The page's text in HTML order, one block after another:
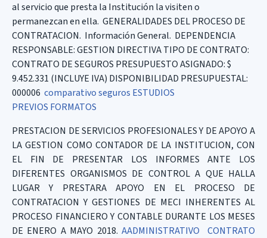
al servicio que presta la Institución la visiten o
permanezcan en ella. GENERALIDADES DEL PROCESO DE
CONTRATACION. Información General. DEPENDENCIA
RESPONSABLE: GESTION DIRECTIVA TIPO DE CONTRATO:
CONTRATO DE SEGUROS PRESUPUESTO ASIGNADO: $
9.452.331 (INCLUYE IVA) DISPONIBILIDAD PRESUPUESTAL:
000006 comparativo seguros ESTUDIOS
PREVIOS FORMATOS
PRESTACION DE SERVICIOS PROFESIONALES Y DE APOYO A
LA GESTION COMO CONTADOR DE LA INSTITUCION, CON
EL FIN DE PRESENTAR LOS INFORMES ANTE LOS
DIFERENTES ORGANISMOS DE CONTROL A QUE HALLA
LUGAR Y PRESTARA APOYO EN EL PROCESO DE
CONTRATACION Y GESTIONES DE MECI INHERENTES AL
PROCESO FINANCIERO Y CONTABLE DURANTE LOS MESES
DE ENERO A MAYO 2018.AADMINISTRATIVO
CONTRATO